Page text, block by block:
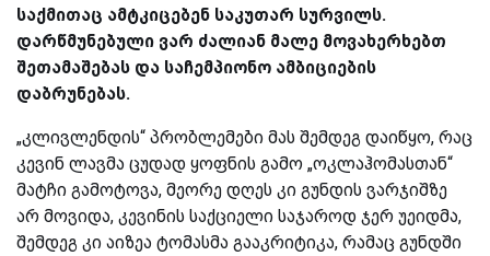
საქმითაც ამტკიცებენ საკუთარ სურვილს.
დარწმუნებული ვარ ძალიან მალე მოვახერხებთ
შეთამაშებას და საჩემპიონო ამბიციების
დაბრუნებას.
„კლივლენდის“ პრობლემები მას შემდეგ დაიწყო, რაც
კევინ ლავმა ცუდად ყოფნის გამო „ოკლაჰომასთან“
მატჩი გამოტოვა, მეორე დღეს კი გუნდის ვარჯიშზე
არ მოვიდა, კევინის საქციელი საჯაროდ ჯერ უეიდმა,
შემდეგ კი აიზეა ტომასმა გააკრიტიკა, რამაც გუნდში